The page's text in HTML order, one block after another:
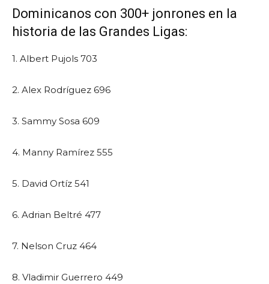
Dominicanos con 300+ jonrones en la
historia de las Grandes Ligas:
1. Albert Pujols 703
2. Alex Rodríguez 696
3. Sammy Sosa 609
4. Manny Ramírez 555
5. David Ortíz 541
6. Adrian Beltré 477
7. Nelson Cruz 464
8. Vladimir Guerrero 449